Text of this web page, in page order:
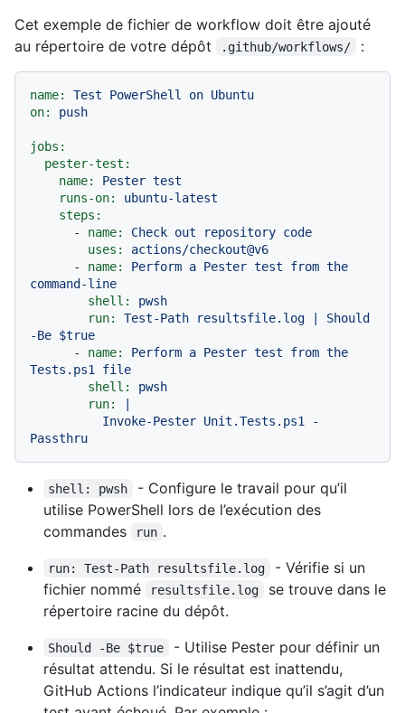
Cet exemple de fichier de workflow doit être ajouté
au répertoire de votre dépôt
.github/workflows/ :
name: Test PowerShell on Ubuntu
on:
push
jobs:
pester-test:
name:
Pester test
runs-on:
ubuntu-latest
steps:
-
name: Check out repository code
uses:
actions/checkout@v6
-
name: Perform a Pester test from the
command-line
shell:
pwsh
run:
Test-Path resultsfile.log |
Should
-Be $true
-
name: Perform a Pester test from the
Tests.ps1
file
shell:
pwsh
run:
|
shell: pwsh
- Configure le travail pour qu’il
utilise PowerShell lors de l’exécution des
commandes
run .
run: Test-Path resultsfile.log
- Vérifie si un
fichier nommé
resultsfile.log
se trouve dans le
répertoire racine du dépôt.
Should -Be $true
- Utilise Pester pour définir un
résultat attendu. Si le résultat est inattendu,
GitHub Actions l’indicateur indique qu’il s’agit d’un